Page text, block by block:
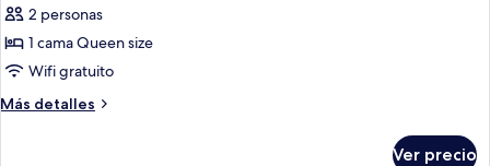
2 personas
1 cama Queen size
Wifi gratuito
Más detalles
Más
Ver precio